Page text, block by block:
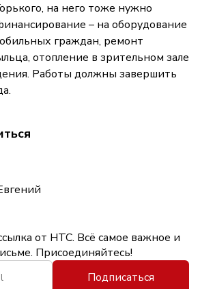
на него тоже нужно
– на оборудование
граждан, ремонт
отопление в зрительном зале
Работы должны завершить
от НТС. Всё самое важное и
Присоединяйтесь!
Подписаться